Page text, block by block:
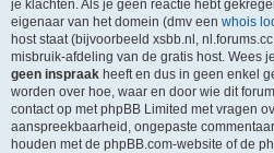
je klachten. Als je geen reactie hebt
eigenaar van het domein (dmv een whois
host staat (bijvoorbeeld xsbb.nl,
misbruik-afdeling van de gratis host. Wees
geen inspraak heeft en dus in geen enkel
worden over hoe, waar en door wie dit
contact op met phpBB Limited met vragen
aanspreekbaarheid, ongepaste
houden met de phpBB.com-website of de